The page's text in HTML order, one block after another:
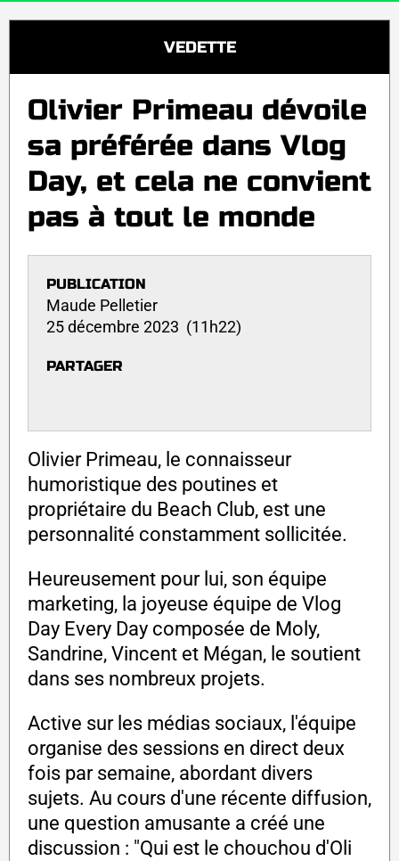
VEDETTE
Olivier Primeau dévoile
sa préférée dans Vlog
Day, et cela ne convient
pas à tout le monde
PUBLICATION
Maude Pelletier
25 décembre 2023 (11h22)
PARTAGER
Olivier Primeau, le connaisseur
humoristique des poutines et
propriétaire du Beach Club, est une
personnalité constamment sollicitée.
Heureusement pour lui, son équipe
marketing, la joyeuse équipe de Vlog
Day Every Day composée de Moly,
Sandrine, Vincent et Mégan, le soutient
dans ses nombreux projets.
Active sur les médias sociaux, l'équipe
organise des sessions en direct deux
fois par semaine, abordant divers
sujets. Au cours d'une récente diffusion,
une question amusante a créé une
discussion : "Qui est le chouchou d'Oli